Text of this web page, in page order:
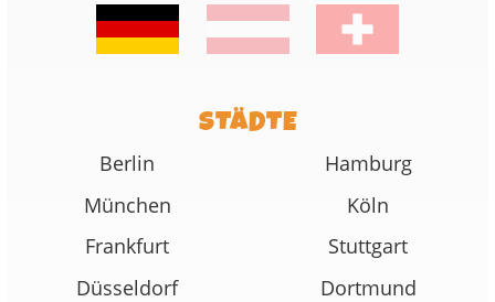
STÄDTE
Berlin
Hamburg
München
Köln
Frankfurt
Stuttgart
Düsseldorf
Dortmund